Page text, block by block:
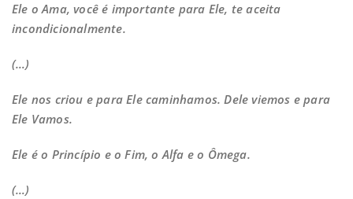
Ele o Ama, você é importante para Ele, te aceita
incondicionalmente.
(…)
Ele nos criou e para Ele caminhamos. Dele viemos e para
Ele Vamos.
Ele é o Princípio e o Fim, o Alfa e o Ômega.
(…)